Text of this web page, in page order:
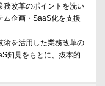
務改革のポイントを洗い
ム企画・SaaS化を支援
術を活用した業務改革の
知見をもとに、抜本的